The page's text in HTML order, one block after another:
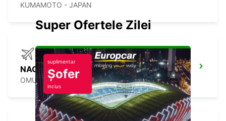
KUMAMOTO - JAPAN
NAGASAKI AIRPORT
OMURA - JAPAN
Super Ofertele Zilei
suplimentar
Șofer
inclus